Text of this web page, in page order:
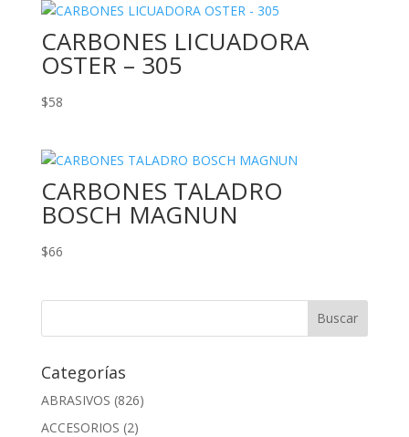
CARBONES LICUADORA
OSTER – 305
$58
CARBONES TALADRO
BOSCH MAGNUN
$66
Categorías
ABRASIVOS (826)
ACCESORIOS (2)